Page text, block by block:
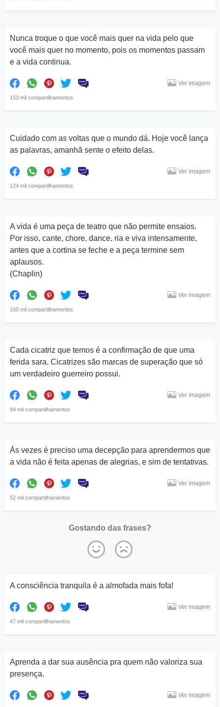
Nunca troque o que você mais quer na vida pelo que
você mais quer no momento, pois os momentos passam
e a vida continua.
153 mil compartilhamentos
Ver imagem
Cuidado com as voltas que o mundo dá. Hoje você lança
as palavras, amanhã sente o efeito delas.
124 mil compartilhamentos
Ver imagem
A vida é uma peça de teatro que não permite ensaios.
Por isso, cante, chore, dance, ria e viva intensamente,
antes que a cortina se feche e a peça termine sem
aplausos.
(Chaplin)
100 mil compartilhamentos
Ver imagem
Cada cicatriz que temos é a confirmação de que uma
ferida sara. Cicatrizes são marcas de superação que só
um verdadeiro guerreiro possui.
94 mil compartilhamentos
Ver imagem
Às vezes é preciso uma decepção para aprendermos que
a vida não é feita apenas de alegrias, e sim de tentativas.
52 mil compartilhamentos
Ver imagem
Gostando das frases?
A consciência tranquila é a almofada mais fofa!
47 mil compartilhamentos
Ver imagem
Aprenda a dar sua ausência pra quem não valoriza sua
presença.
Ver imagem